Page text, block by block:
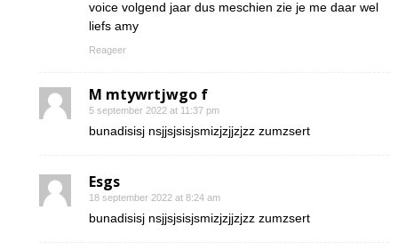
voice volgend jaar dus meschien zie je me daar wel
liefs amy
Reageer
M mtywrtjwgo f
5 september 2022 at 11:37 pm
bunadisisj nsjjsjsisjsmizjzjjzjzz zumzsert
Esgs
18 september 2022 at 8:24 am
bunadisisj nsjjsjsisjsmizjzjjzjzz zumzsert